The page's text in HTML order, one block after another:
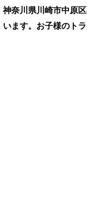
神奈川県川崎市中原
います。お子様のト